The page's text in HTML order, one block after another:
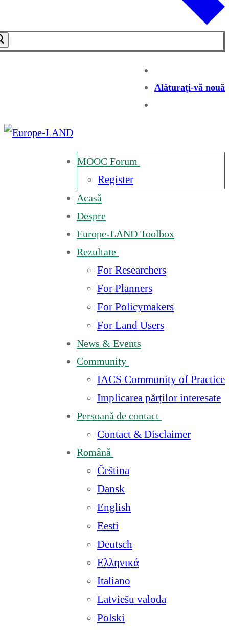
Alăturați-vă nouă
MOOC Forum
Register
Acasă
Despre
Europe-LAND Toolbox
Rezultate
For Researchers
For Planners
For Policymakers
For Land Users
News & Events
Community
IACS Community of Practice
Implicarea părților interesate
Persoană de contact
Contact & Disclaimer
Română
Čeština
Dansk
English
Eesti
Deutsch
Ελληνικά
Italiano
Latviešu valoda
Polski